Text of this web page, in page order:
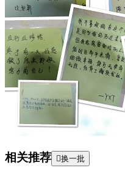
相关推荐 换一批